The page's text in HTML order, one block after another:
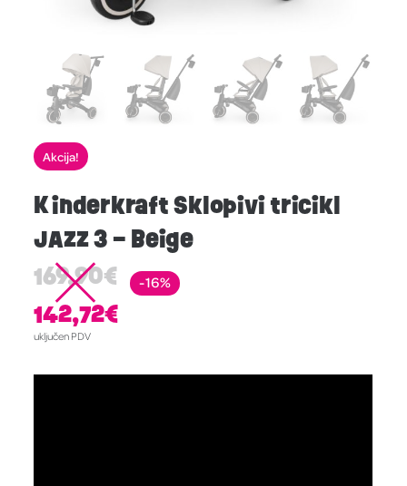
Akcija!
Kinderkraft Sklopivi tricikl
JAZZ 3 – Beige
169,90€
142,72€
uključen PDV
-16%